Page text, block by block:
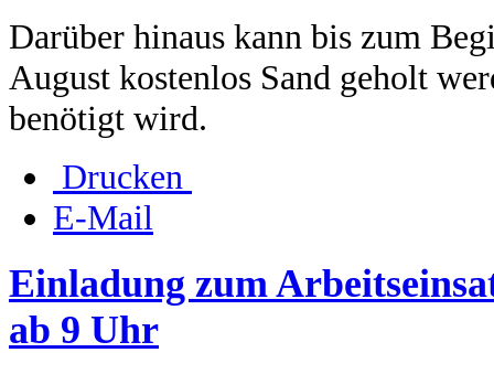
Darüber hinaus kann bis zum
August kostenlos Sand geholt
benötigt wird.
Drucken
E-Mail
Einladung zum
ab 9 Uhr